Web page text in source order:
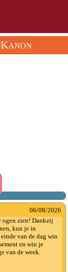
06/08/2026
ogen zien! Dankzij
kun je in
van de dag win
en win je
van de week.